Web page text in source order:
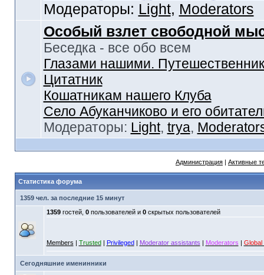
Модераторы: Light, Moderators
Особый взлет свободной
Беседка - все обо всем
Глазами нашими.
Цитатник
Кошатникам нашего Клуба
Село Абуканчиково и его
Модераторы: Light, trya,
Администрация | Активные
Статистика форума
1359 чел. за последние 15 минут
1359гостей, 0пользователей и 0скрытых пользователей
Members | Trusted| Privileged| Moderator assistants | Moderators | Global
Сегодняшние именинники